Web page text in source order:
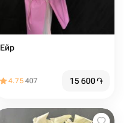
Ейр
4.75407 15 600֏